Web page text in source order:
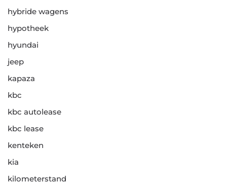
hybride wagens
hypotheek
hyundai
jeep
kapaza
kbc
kbc autolease
kbc lease
kenteken
kia
kilometerstand